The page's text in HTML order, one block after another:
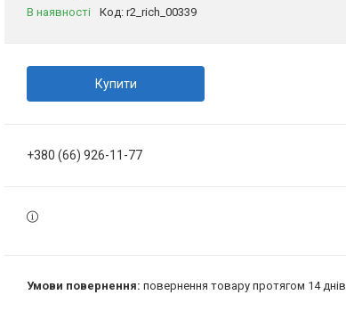
В наявності Код: r2_rich_00339
Купити
+380 (66) 926-11-77
повернення товару протягом 14 днів